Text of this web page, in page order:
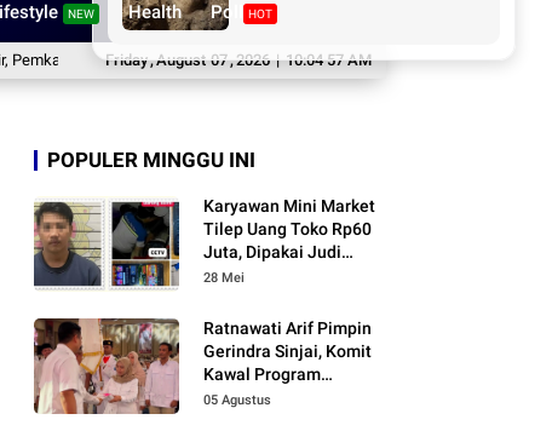
NEW Health Poll HOT
Friday,August 07,2026|10:04 59 AM
Sinjai Dukung Pembinaan Atlet Muda Gebyar Maradeka Festival 2026
POPULER MINGGU INI
Karyawan Mini Market
Tilep Uang Toko Rp60
Juta, Dipakai Judi
Online
28 Mei
Ratnawati Arif Pimpin
Gerindra Sinjai, Komit
Kawal Program
Prabowo
05 Agustus